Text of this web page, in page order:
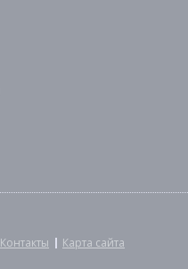
Контакты Карта сайта